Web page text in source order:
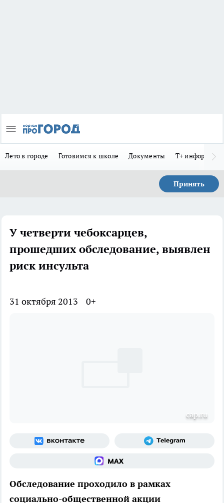
Лето в городе Готовимся к школе Документы Т+
Принять
У четверти чебоксарцев,
прошедших обследование, выявлен
риск инсульта
31 октября 2013 0+
cap.ru
Обследование проходило в рамках
социально-общественной акции